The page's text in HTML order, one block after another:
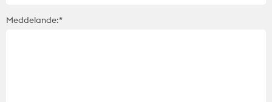
Meddelande:*